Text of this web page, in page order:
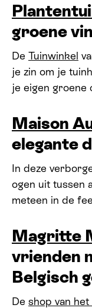
groene
De Tuinwinkel
je zin om je
je eigen groene
Maison
elegante
In deze
ogen uit tussen
meteen in de
Magritte
vrienden
Belgisch
De shop van